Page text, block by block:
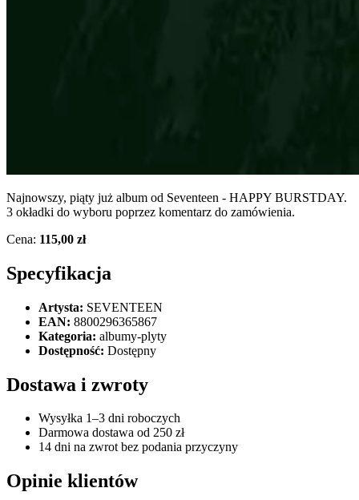
Najnowszy, piąty już album od Seventeen - HAPPY BURSTDAY.
3 okładki do wyboru poprzez komentarz do zamówienia.
Cena: 115,00 zł
Specyfikacja
Artysta: SEVENTEEN
EAN: 8800296365867
Kategoria: albumy-plyty
Dostępność: Dostępny
Dostawa i zwroty
Wysyłka 1–3 dni roboczych
Darmowa dostawa od 250 zł
14 dni na zwrot bez podania przyczyny
Opinie klientów